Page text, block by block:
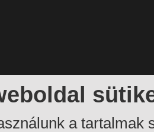
a tartalmak